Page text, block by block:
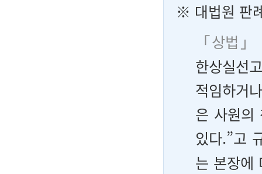
※ 대법원 판
「상법
한상실선
적임하거
은 사원의
있다.”고
는 본장에